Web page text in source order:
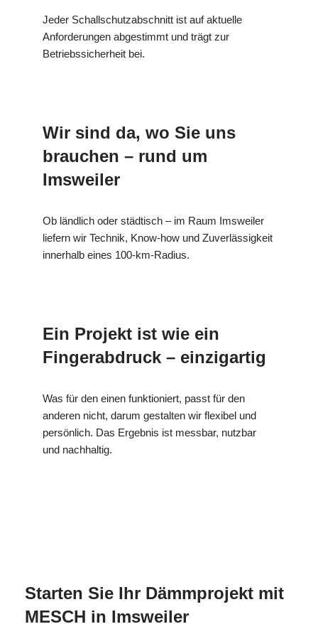
Jeder Schallschutzabschnitt ist auf aktuelle
Anforderungen abgestimmt und trägt zur
Betriebssicherheit bei.
Wir sind da, wo Sie uns
brauchen – rund um
Imsweiler
Ob ländlich oder städtisch – im Raum Imsweiler
liefern wir Technik, Know-how und Zuverlässigkeit
innerhalb eines 100-km-Radius.
Ein Projekt ist wie ein
Fingerabdruck – einzigartig
Was für den einen funktioniert, passt für den
anderen nicht, darum gestalten wir flexibel und
persönlich. Das Ergebnis ist messbar, nutzbar
und nachhaltig.
Starten Sie Ihr Dämmprojekt mit
MESCH in Imsweiler